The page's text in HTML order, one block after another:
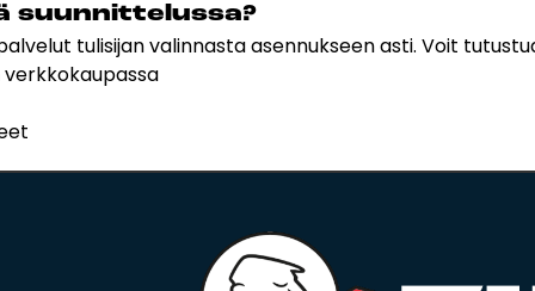
suunnittelussa?
tulisijan valinnasta asennukseen asti. Voit